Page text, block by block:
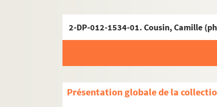
2-DP-012-1534-01. Cousin, Camille
Présentation globale de la